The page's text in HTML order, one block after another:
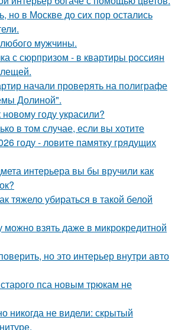
но в Москве до сих пор остались
мужчины.
с сюрпризом - в квартиры россиян
начали проверять на полиграфе
Долиной".
году украсили?
в том случае, если вы хотите
году - ловите памятку грядущих
интерьера вы бы вручили как
тяжело убираться в такой белой
можно взять даже в микрокредитной
но это интерьер внутри авто
старого пса новым трюкам не
никогда не видели: скрытый